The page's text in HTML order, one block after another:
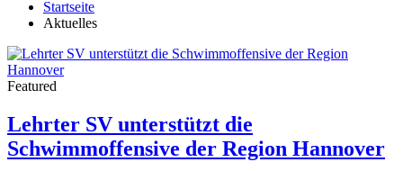
Startseite
Aktuelles
Featured
Lehrter SV unterstützt die
Schwimmoffensive der Region Hannover